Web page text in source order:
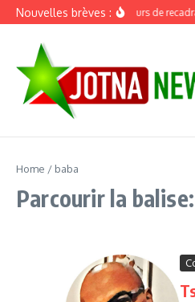
Aller au contenu
Nouvelles brèves :Discours de
Home / baba
Parcourir la